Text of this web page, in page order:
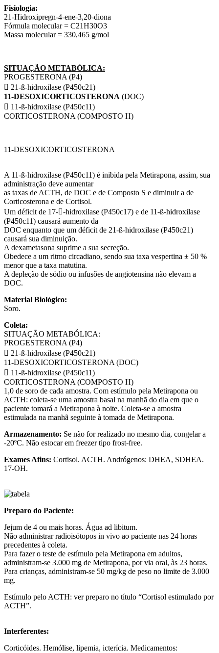
Fisiologia:
21-Hidroxipregn-4-ene-3,20-diona
Fórmula molecular = C21H30O3
Massa molecular = 330,465 g/mol
SITUAÇÃO METABÓLICA:
PROGESTERONA (P4)
 21-ß-hidroxilase (P450c21)
11-DESOXICORTICOSTERONA (DOC)
 11-ß-hidroxilase (P450c11)
CORTICOSTERONA (COMPOSTO H)
11-DESOXICORTICOSTERONA
A 11-ß-hidroxilase (P450c11) é inibida pela Metirapona, assim, sua
administração deve aumentar
as taxas de ACTH, de DOC e de Composto S e diminuir a de
Corticosterona e de Cortisol.
Um déficit de 17--hidroxilase (P450c17) e de 11-ß-hidroxilase
(P450c11) causará aumento da
DOC enquanto que um déficit de 21-ß-hidroxilase (P450c21)
causará sua diminuição.
A dexametasona suprime a sua secreção.
Obedece a um ritmo circadiano, sendo sua taxa vespertina ± 50 %
menor que a taxa matutina.
A depleção de sódio ou infusões de angiotensina não elevam a
DOC.
Material Biológico:
Soro.
Coleta:
SITUAÇÃO METABÓLICA:
PROGESTERONA (P4)
 21-ß-hidroxilase (P450c21)
11-DESOXICORTICOSTERONA (DOC)
 11-ß-hidroxilase (P450c11)
CORTICOSTERONA (COMPOSTO H)
1,0 de soro de cada amostra. Com estímulo pela Metirapona ou
ACTH: coleta-se uma amostra basal na manhã do dia em que o
paciente tomará a Metirapona à noite. Coleta-se a amostra
estimulada na manhã seguinte à tomada de Metirapona.
Armazenamento: Se não for realizado no mesmo dia, congelar a
-20ºC. Não estocar em freezer tipo frost-free.
Exames Afins: Cortisol. ACTH. Andrógenos: DHEA, SDHEA.
17-OH.
Preparo do Paciente:
Jejum de 4 ou mais horas. Água ad libitum.
Não administrar radioisótopos in vivo ao paciente nas 24 horas
precedentes à coleta.
Para fazer o teste de estímulo pela Metirapona em adultos,
administram-se 3.000 mg de Metirapona, por via oral, às 23 horas.
Para crianças, administram-se 50 mg/kg de peso no limite de 3.000
mg.
Estímulo pelo ACTH: ver preparo no título “Cortisol estimulado por
ACTH”.
Interferentes:
Corticóides. Hemólise, lipemia, icterícia. Medicamentos: